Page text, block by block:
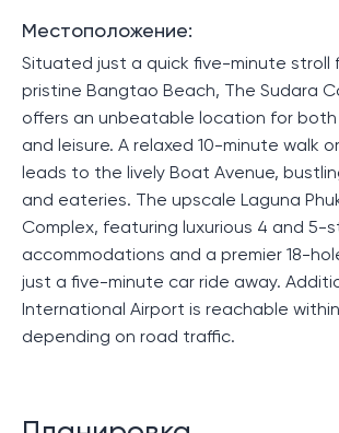
Местоположение:
Situated just a quick five-minute stroll
pristine Bangtao Beach, The Sudara
offers an unbeatable location for
and leisure. A relaxed 10-minute walk
leads to the lively Boat Avenue,
and eateries. The upscale Laguna
Complex, featuring luxurious 4 and 5-
accommodations and a premier 18-
just a five-minute car ride away.
International Airport is reachable
depending on road traffic.